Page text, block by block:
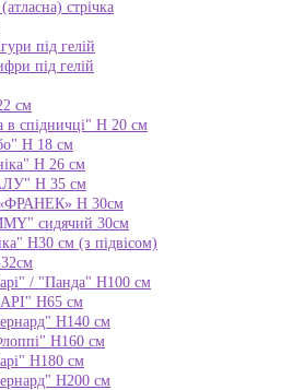
стрічка
під гелій
під гелій
см
в спідничці" Н 20 см
Н 18 см
Н 26 см
Н 35 см
H 30см
сидячий 30см
Н30 см (з підвісом)
/ "Панда" Н100 см
Н65 см
Н140 см
Н160 см
Н180 см
Н200 см